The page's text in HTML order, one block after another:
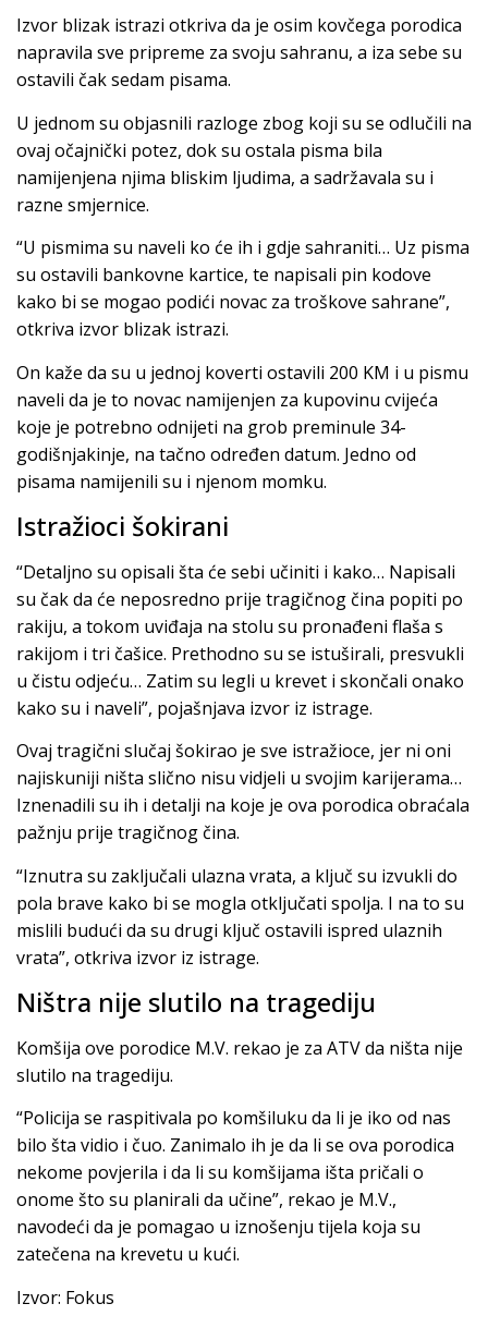
Izvor blizak istrazi otkriva da je osim kovčega porodica
napravila sve pripreme za svoju sahranu, a iza sebe su
ostavili čak sedam pisama.
U jednom su objasnili razloge zbog koji su se odlučili na
ovaj očajnički potez, dok su ostala pisma bila
namijenjena njima bliskim ljudima, a sadržavala su i
razne smjernice.
“U pismima su naveli ko će ih i gdje sahraniti… Uz pisma
su ostavili bankovne kartice, te napisali pin kodove
kako bi se mogao podići novac za troškove sahrane”,
otkriva izvor blizak istrazi.
On kaže da su u jednoj koverti ostavili 200 KM i u pismu
naveli da je to novac namijenjen za kupovinu cvijeća
koje je potrebno odnijeti na grob preminule 34-
godišnjakinje, na tačno određen datum. Jedno od
pisama namijenili su i njenom momku.
Istražioci šokirani
“Detaljno su opisali šta će sebi učiniti i kako… Napisali
su čak da će neposredno prije tragičnog čina popiti po
rakiju, a tokom uviđaja na stolu su pronađeni flaša s
rakijom i tri čašice. Prethodno su se istuširali, presvukli
u čistu odjeću… Zatim su legli u krevet i skončali onako
kako su i naveli”, pojašnjava izvor iz istrage.
Ovaj tragični slučaj šokirao je sve istražioce, jer ni oni
najiskuniji ništa slično nisu vidjeli u svojim karijerama…
Iznenadili su ih i detalji na koje je ova porodica obraćala
pažnju prije tragičnog čina.
“Iznutra su zaključali ulazna vrata, a ključ su izvukli do
pola brave kako bi se mogla otključati spolja. I na to su
mislili budući da su drugi ključ ostavili ispred ulaznih
vrata”, otkriva izvor iz istrage.
Ništra nije slutilo na tragediju
Komšija ove porodice M.V. rekao je za ATV da ništa nije
slutilo na tragediju.
“Policija se raspitivala po komšiluku da li je iko od nas
bilo šta vidio i čuo. Zanimalo ih je da li se ova porodica
nekome povjerila i da li su komšijama išta pričali o
onome što su planirali da učine”, rekao je M.V.,
navodeći da je pomagao u iznošenju tijela koja su
zatečena na krevetu u kući.
Izvor: Fokus